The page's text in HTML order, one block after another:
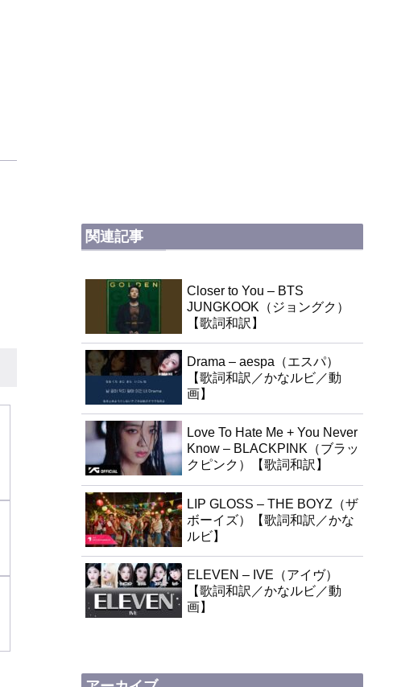
関連記事
Closer to You – BTS
JUNGKOOK（ジョングク）
【歌詞和訳】
Drama – aespa（エスパ）
【歌詞和訳／かなルビ／動
画】
Love To Hate Me + You Never
Know – BLACKPINK（ブラッ
クピンク）【歌詞和訳】
LIP GLOSS – THE BOYZ（ザ
ボーイズ）【歌詞和訳／かな
ルビ】
ELEVEN – IVE（アイヴ）
【歌詞和訳／かなルビ／動
画】